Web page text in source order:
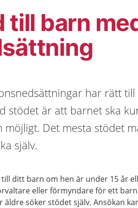
till barn
har rätt till
stödet är att barnet ska
möjligt. Det mesta stödet
själv.
ditt barn om hen är under 15 år
eller förmyndare för ett
söker stödet själv. Ansökan